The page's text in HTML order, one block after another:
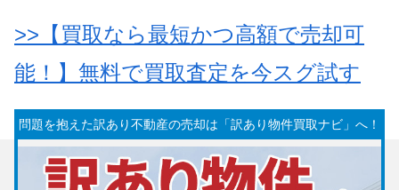
>>【買取なら最短かつ高額で売却可
能！】無料で買取査定を今スグ試す
問題を抱えた訳あり不動産の売却は「訳あり物件買取ナビ」へ！